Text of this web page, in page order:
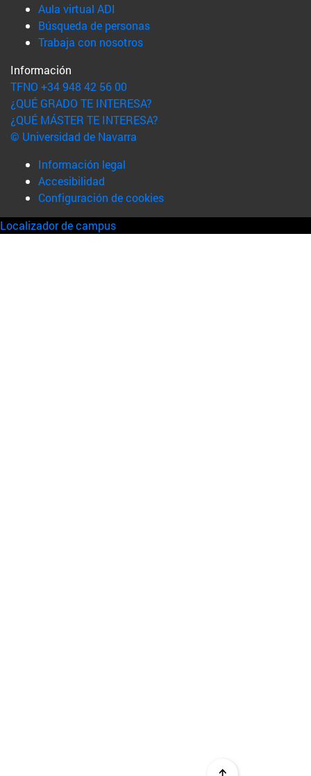
Aula virtual ADI
Búsqueda de personas(abre en nueva ventana)
Trabaja con nosotros(abre en nueva ventana)
Información
TFNO +34 948 42 56 00
¿QUÉ GRADO TE INTERESA?
¿QUÉ MÁSTER TE INTERESA?
© Universidad de Navarra
Información legal
Accesibilidad
Configuración de cookies
Localizador de campus